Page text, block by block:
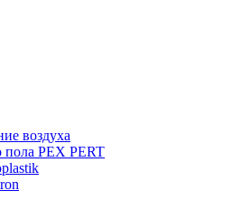
воздуха
пола PEX PERT